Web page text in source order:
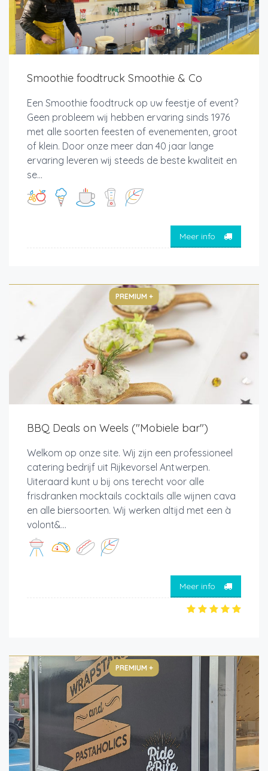
Smoothie foodtruck Smoothie & Co
Een Smoothie foodtruck op uw feestje of event?
Geen probleem wij hebben ervaring sinds 1976
met alle soorten feesten of evenementen, groot
of klein. Door onze meer dan 40 jaar lange
ervaring leveren wij steeds de beste kwaliteit en
se...
Meer info
PREMIUM +
BBQ Deals on Weels ("Mobiele bar")
Welkom op onze site. Wij zijn een professioneel
catering bedrijf uit Rijkevorsel Antwerpen.
Uiteraard kunt u bij ons terecht voor alle
frisdranken mocktails cocktails alle wijnen cava
en alle biersoorten. Wij werken altijd met een à
volont&...
Meer info
PREMIUM +